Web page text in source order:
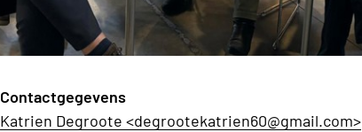
Contactgegevens
Katrien Degroote <degrootekatrien60@gmail.com>